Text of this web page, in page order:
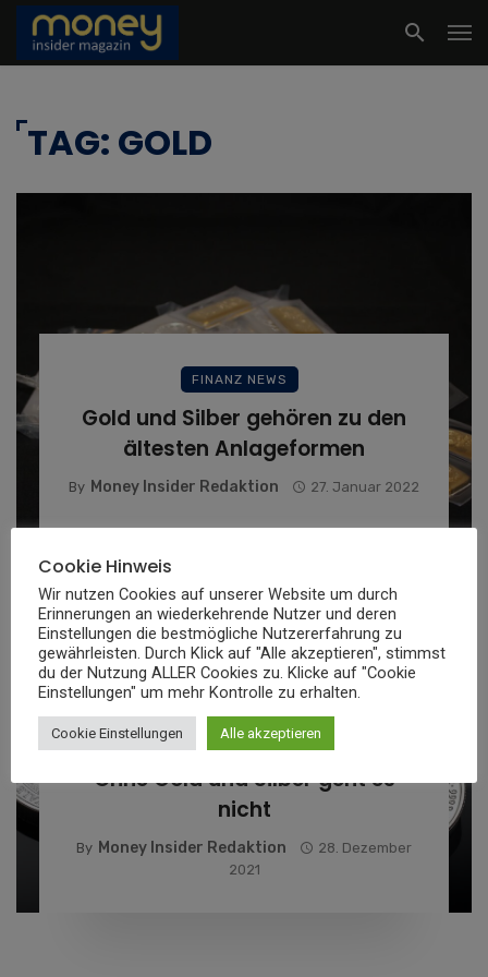
TAG: GOLD
FINANZ NEWS
Gold und Silber gehören zu den
ältesten Anlageformen
By Money Insider Redaktion 27. Januar 2022
FINANZ NEWS
Ohne Gold und Silber geht es
nicht
By Money Insider Redaktion
28. Dezember
2021
Cookie Hinweis
Wir nutzen Cookies auf unserer Website um durch
Erinnerungen an wiederkehrende Nutzer und deren
Einstellungen die bestmögliche Nutzererfahrung zu
gewährleisten. Durch Klick auf "Alle akzeptieren", stimmst
du der Nutzung ALLER Cookies zu. Klicke auf "Cookie
Einstellungen" um mehr Kontrolle zu erhalten.
Cookie Einstellungen Alle akzeptieren